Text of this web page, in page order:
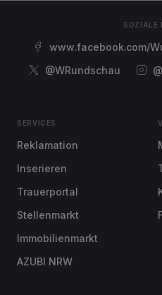
SOZIALE
www.facebook.com/
@WRundschau
SERVICES
Reklamation
Inserieren
Trauerportal
Stellenmarkt
Immobilienmarkt
AZUBI NRW